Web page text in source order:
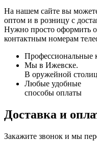
На нашем сайте вы
оптом и в розницу с
Нужно просто оформить
контактным номерам
Профессиональные
Мы в Ижевске.
В оружейной
Любые удобные
способы оплаты
Доставка и
Закажите звонок и мы